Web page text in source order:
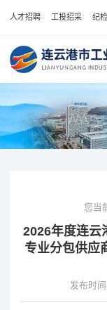
人才招聘 工投招采 纪
您当
2026年度连云
专业分包供应
发布时间